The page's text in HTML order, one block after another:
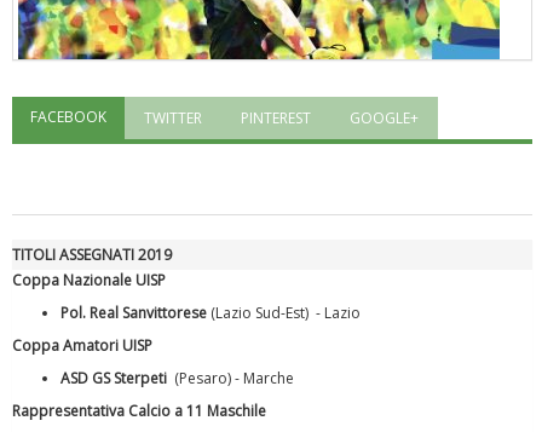
"Superare gli ostacoli": la relazione di Tiziano Pesce al CN Uisp
FACEBOOK TWITTER PINTEREST GOOGLE+
TITOLI ASSEGNATI 2019
Coppa Nazionale UISP
Pol. Real Sanvittorese (Lazio Sud-Est) - Lazio
Coppa Amatori UISP
ASD GS Sterpeti (Pesaro) - Marche
Rappresentativa Calcio a 11 Maschile